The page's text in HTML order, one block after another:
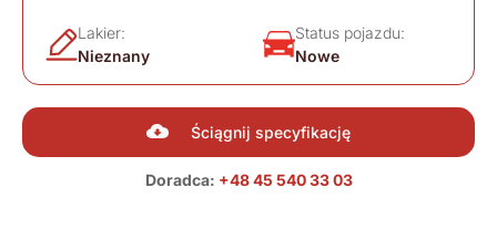
Lakier:
Nieznany
Status pojazdu:
Nowe
Ściągnij specyfikację
Doradca: +48 45 540 33 03